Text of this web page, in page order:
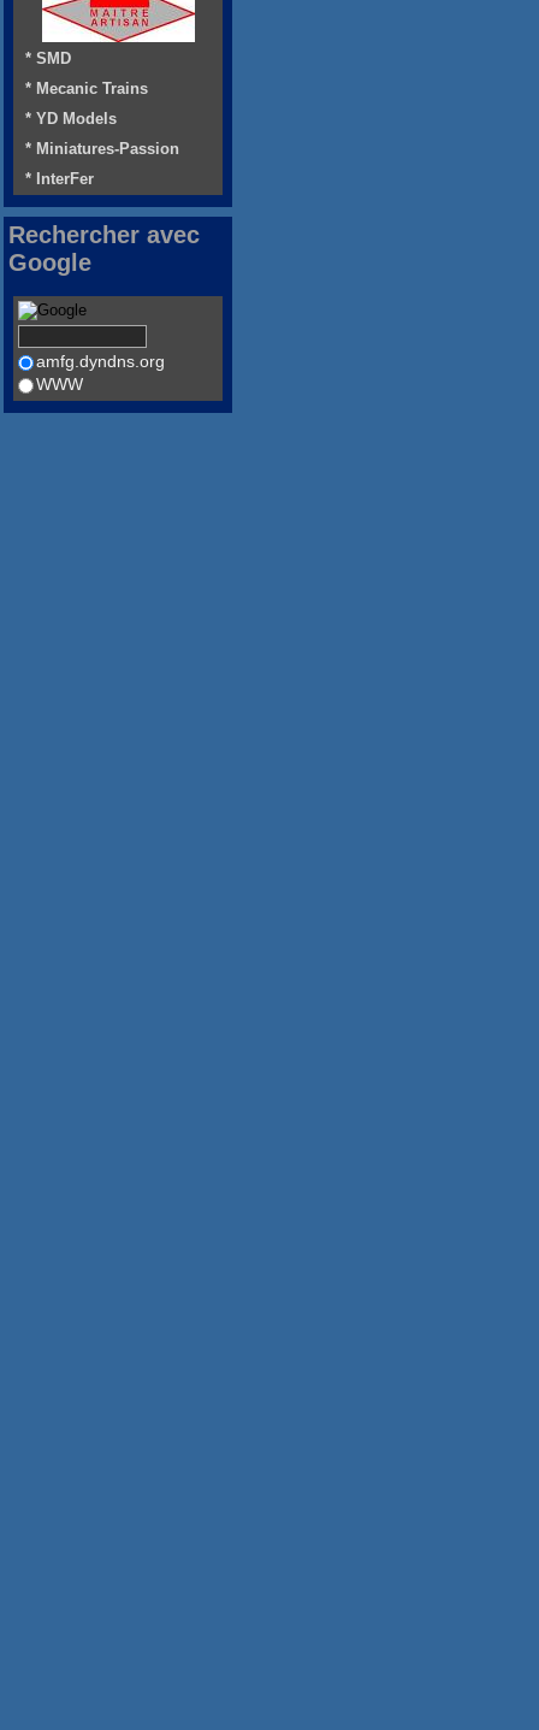
* SMD
* Mecanic Trains
* YD Models
* Miniatures-Passion
* InterFer
Rechercher avec
Google
amfg.dyndns.org
WWW